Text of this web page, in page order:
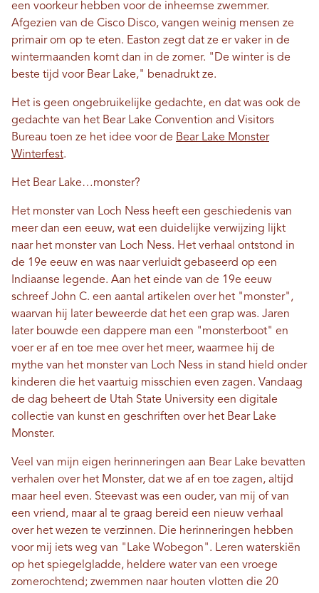
een voorkeur hebben voor de inheemse zwemmer.
Afgezien van de Cisco Disco, vangen weinig mensen ze
primair om op te eten. Easton zegt dat ze er vaker in de
wintermaanden komt dan in de zomer. "De winter is de
beste tijd voor Bear Lake," benadrukt ze.
Het is geen ongebruikelijke gedachte, en dat was ook de
gedachte van het Bear Lake Convention and Visitors
Bureau toen ze het idee voor de Bear Lake Monster
Winterfest.
Het Bear Lake…monster?
Het monster van Loch Ness heeft een geschiedenis van
meer dan een eeuw, wat een duidelijke verwijzing lijkt
naar het monster van Loch Ness. Het verhaal ontstond in
de 19e eeuw en was naar verluidt gebaseerd op een
Indiaanse legende. Aan het einde van de 19e eeuw
schreef John C. een aantal artikelen over het "monster",
waarvan hij later beweerde dat het een grap was. Jaren
later bouwde een dappere man een "monsterboot" en
voer er af en toe mee over het meer, waarmee hij de
mythe van het monster van Loch Ness in stand hield onder
kinderen die het vaartuig misschien even zagen. Vandaag
de dag beheert de Utah State University een digitale
collectie van kunst en geschriften over het Bear Lake
Monster.
Veel van mijn eigen herinneringen aan Bear Lake bevatten
verhalen over het Monster, dat we af en toe zagen, altijd
maar heel even. Steevast was een ouder, van mij of van
een vriend, maar al te graag bereid een nieuw verhaal
over het wezen te verzinnen. Die herinneringen hebben
voor mij iets weg van "Lake Wobegon". Leren waterskiën
op het spiegelgladde, heldere water van een vroege
zomerochtend; zwemmen naar houten vlotten die 20